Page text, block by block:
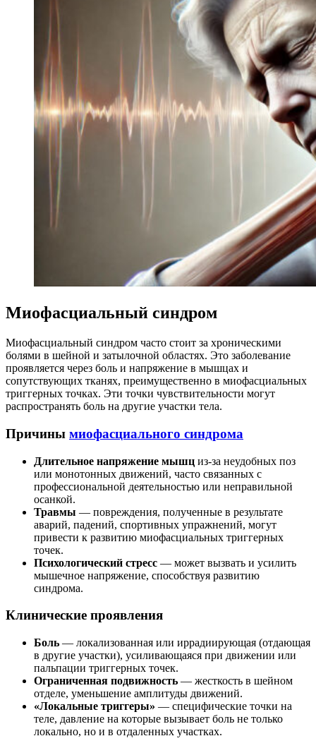
Миофасциальный синдром
Миофасциальный синдром часто стоит за хроническими
болями в шейной и затылочной областях. Это заболевание
проявляется через боль и напряжение в мышцах и
сопутствующих тканях, преимущественно в миофасциальных
триггерных точках. Эти точки чувствительности могут
распространять боль на другие участки тела.
Причины миофасциального синдрома
Длительное напряжение мышц из-за неудобных поз
или монотонных движений, часто связанных с
профессиональной деятельностью или неправильной
осанкой.
Травмы — повреждения, полученные в результате
аварий, падений, спортивных упражнений, могут
привести к развитию миофасциальных триггерных
точек.
Психологический стресс — может вызвать и усилить
мышечное напряжение, способствуя развитию
синдрома.
Клинические проявления
Боль — локализованная или иррадиирующая (отдающая
в другие участки), усиливающаяся при движении или
пальпации триггерных точек.
Ограниченная подвижность — жесткость в шейном
отделе, уменьшение амплитуды движений.
«Локальные триггеры» — специфические точки на
теле, давление на которые вызывает боль не только
локально, но и в отдаленных участках.